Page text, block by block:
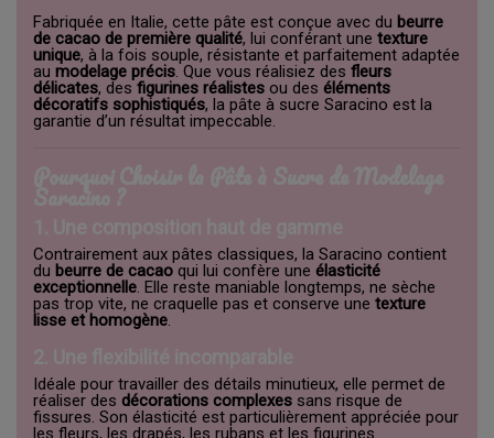
Fabriquée en Italie, cette pâte est conçue avec du beurre
de cacao de première qualité, lui conférant une texture
unique, à la fois souple, résistante et parfaitement adaptée
au modelage précis. Que vous réalisiez des fleurs
délicates, des figurines réalistes ou des éléments
décoratifs sophistiqués, la pâte à sucre Saracino est la
garantie d’un résultat impeccable.
Contrairement aux pâtes classiques, la Saracino contient
du beurre de cacao qui lui confère une élasticité
exceptionnelle. Elle reste maniable longtemps, ne sèche
pas trop vite, ne craquelle pas et conserve une texture
lisse et homogène.
Idéale pour travailler des détails minutieux, elle permet de
réaliser des décorations complexes sans risque de
fissures. Son élasticité est particulièrement appréciée pour
les fleurs, les drapés, les rubans et les figurines.